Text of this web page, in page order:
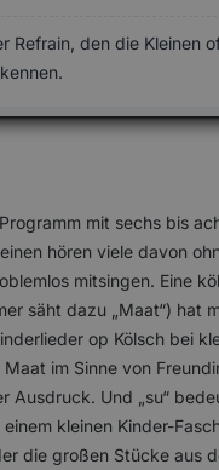
Refrain, den die Kleinen
mit sechs bis
hören viele davon
mitsingen. Eine
säht dazu „Maat“) hat
op Kölsch bei
im Sinne von
Ausdruck. Und „su“
einem kleinen Kinder-
die großen Stücke aus